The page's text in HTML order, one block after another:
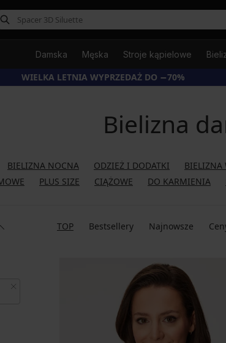
Damska Męska Stroje kąpielowe
WIELKA LETNIA WYPRZEDAŻ DO −70%
Bielizna
BIELIZNA NOCNA ODZIEŻ I DODATKI BIELIZNA
PLUS SIZE CIĄŻOWE DO KARMIENIA
TOP Bestsellery Najnowsze